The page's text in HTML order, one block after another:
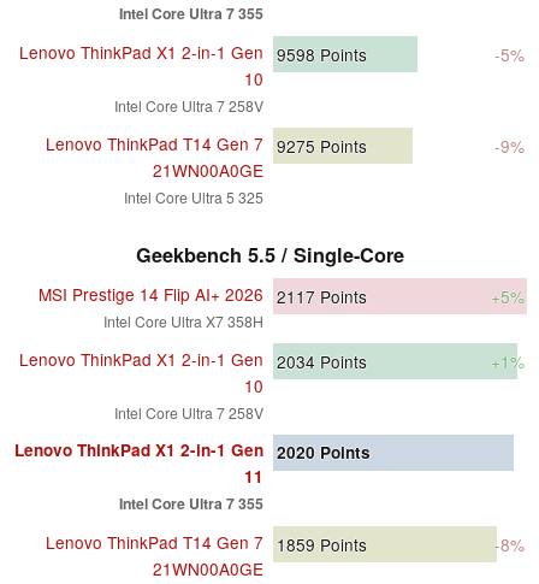
Intel Core Ultra 7 355
Lenovo ThinkPad X1 2-in-1 Gen
10
Intel Core Ultra 7 258V
9598 Points -5%
Lenovo ThinkPad T14 Gen 7
21WN00A0GE
Intel Core Ultra 5 325
9275 Points -9%
Geekbench 5.5 / Single-Core
MSI Prestige 14 Flip AI+ 2026
Intel Core Ultra X7 358H
2117 Points +5%
Lenovo ThinkPad X1 2-in-1 Gen
10
Intel Core Ultra 7 258V
2034 Points +1%
Lenovo ThinkPad X1 2-in-1 Gen
11
Intel Core Ultra 7 355
2020 Points
Lenovo ThinkPad T14 Gen 7
21WN00A0GE
1859 Points -8%